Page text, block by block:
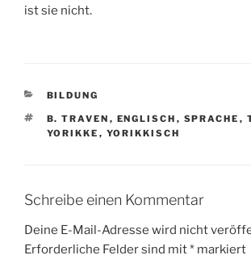
ist sie nicht.
KATEGORIEN
BILDUNG
SCHLAGWÖRTER
B. TRAVEN , ENGLISCH , SPRACHE ,
YORIKKE , YORIKKISCH
Schreibe einen Kommentar
Deine E-Mail-Adresse wird nicht
Erforderliche Felder sind mit* markiert